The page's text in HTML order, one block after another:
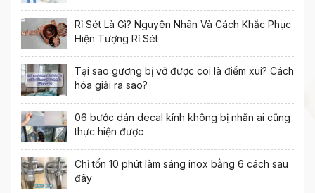
Rỉ Sét Là Gì? Nguyên Nhân Và Cách Khắc Phục
Hiện Tượng Rỉ Sét
Tại sao gương bị vỡ được coi là điềm xui? Cách
hóa giải ra sao?
06 bước dán decal kính không bị nhăn ai cũng
thực hiện được
Chỉ tốn 10 phút làm sáng inox bằng 6 cách sau
đây